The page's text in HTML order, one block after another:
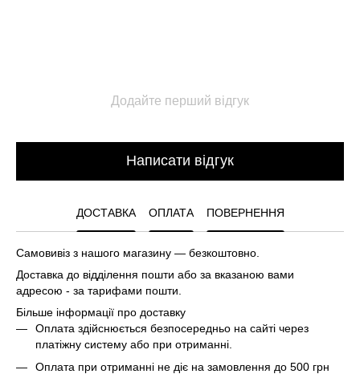
Додайте перший відгук
Написати відгук
ДОСТАВКА ОПЛАТА ПОВЕРНЕННЯ
Самовивіз з нашого магазину — безкоштовно.
Доставка до відділення пошти або за вказаною вами
адресою - за тарифами пошти.
Більше інформації про доставку
Оплата здійснюється безпосередньо на сайті через
платіжну систему або при отриманні.
Оплата при отриманні не діє на замовлення до 500 грн